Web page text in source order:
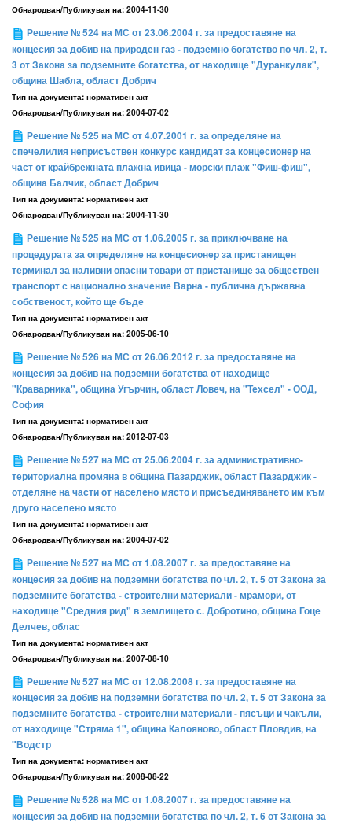
Обнародван/Публикуван на: 2004-11-30
Решение № 524 на МС от 23.06.2004 г. за предоставяне на
концесия за добив на природен газ - подземно богатство по чл. 2, т.
3 от Закона за подземните богатства, от находище "Дуранкулак",
община Шабла, област Добрич
Тип на документа: нормативен акт
Обнародван/Публикуван на: 2004-07-02
Решение № 525 на МС от 4.07.2001 г. за определяне на
спечелилия неприсъствен конкурс кандидат за концесионер на
част от крайбрежната плажна ивица - морски плаж "Фиш-фиш",
община Балчик, област Добрич
Тип на документа: нормативен акт
Обнародван/Публикуван на: 2004-11-30
Решение № 525 на МС от 1.06.2005 г. за приключване на
процедурата за определяне на концесионер за пристанищен
терминал за наливни опасни товари от пристанище за обществен
транспорт с национално значение Варна - публична държавна
собственост, който ще бъде
Тип на документа: нормативен акт
Обнародван/Публикуван на: 2005-06-10
Решение № 526 на МС от 26.06.2012 г. за предоставяне на
концесия за добив на подземни богатства от находище
"Краварника", община Угърчин, област Ловеч, на "Техсел" - ООД,
София
Тип на документа: нормативен акт
Обнародван/Публикуван на: 2012-07-03
Решение № 527 на МС от 25.06.2004 г. за административно-
териториална промяна в община Пазарджик, област Пазарджик -
отделяне на части от населено място и присъединяването им към
друго населено място
Тип на документа: нормативен акт
Обнародван/Публикуван на: 2004-07-02
Решение № 527 на МС от 1.08.2007 г. за предоставяне на
концесия за добив на подземни богатства по чл. 2, т. 5 от Закона за
подземните богатства - строителни материали - мрамори, от
находище "Средния рид" в землището с. Добротино, община Гоце
Делчев, облас
Тип на документа: нормативен акт
Обнародван/Публикуван на: 2007-08-10
Решение № 527 на МС от 12.08.2008 г. за предоставяне на
концесия за добив на подземни богатства по чл. 2, т. 5 от Закона за
подземните богатства - строителни материали - пясъци и чакъли,
от находище "Стряма 1", община Калояново, област Пловдив, на
"Водстр
Тип на документа: нормативен акт
Обнародван/Публикуван на: 2008-08-22
Решение № 528 на МС от 1.08.2007 г. за предоставяне на
концесия за добив на подземни богатства по чл. 2, т. 6 от Закона за